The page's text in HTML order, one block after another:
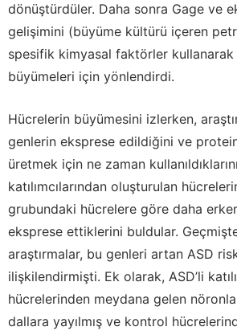
dönüştürdüler. Daha sonra Gage ve
gelişimini (büyüme kültürü içeren
spesifik kimyasal faktörler
büyümeleri için yönlendirdi.
Hücrelerin büyümesini izlerken,
genlerin eksprese edildiğini ve
üretmek için ne zaman
katılımcılarından oluşturulan
grubundaki hücrelere göre daha
eksprese ettiklerini buldular.
araştırmalar, bu genleri artan ASD
ilişkilendirmişti. Ek olarak, ASD’li
hücrelerinden meydana gelen
dallara yayılmış ve kontrol